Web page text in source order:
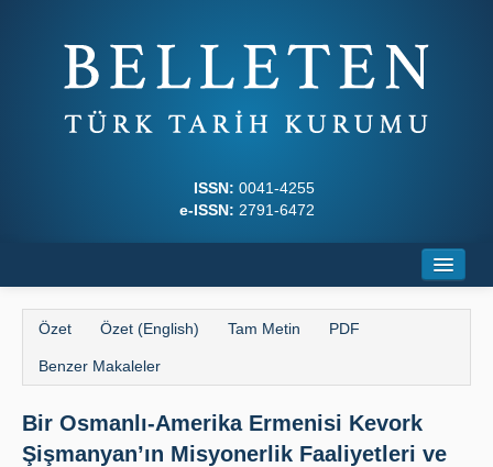
ISSN: 0041-4255
e-ISSN: 2791-6472
Dergi Kurulları
Yazım Kuralları
Özet Özet (English) Tam Metin PDF
Benzer Makaleler
Bir Osmanlı-Amerika Ermenisi Kevork
Şişmanyan’ın Misyonerlik Faaliyetleri ve